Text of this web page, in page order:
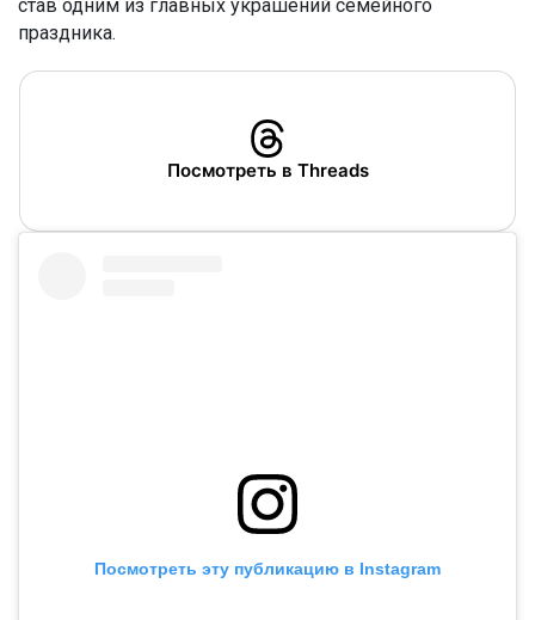
став одним из главных украшений семейного
праздника.
Посмотреть в Threads
Посмотреть эту публикацию в Instagram